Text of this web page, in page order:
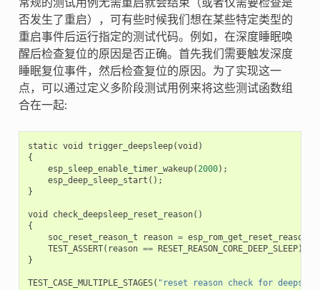
常规的测试用例无需重启就会结束（或者仅需要检查是
否发生了重启），可有些时候我们想在某些特定类型的
重启事件后运行指定的测试代码。例如，在深度睡眠唤
醒后检查复位的原因是否正确。首先我们需要触发深度
睡眠复位事件，然后检查复位的原因。为了实现这一
点，可以通过定义多阶段测试用例来将这些测试函数组
合在一起:
static void trigger_deepsleep(void )
{
esp_sleep_enable_timer_wakeup(2000);
esp_deep_sleep_start ();
}
void check_deepsleep_reset_reason()
{
soc_reset_reason_t
reason = esp_rom_get_reset_reason
TEST_ASSERT( reason == RESET_REASON_CORE_DEEP_SLEEP);
}
TEST_CASE_MULTIPLE_STAGES( "reset reason check for